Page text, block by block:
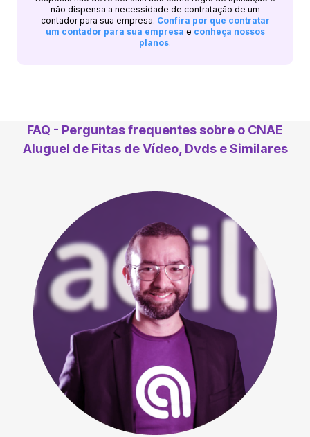
não dispensa a necessidade de contratação de um
contador para sua empresa. Confira por que contratar
um contador para sua empresa e conheça nossos
planos.
FAQ - Perguntas frequentes sobre o CNAE
Aluguel de Fitas de Vídeo, Dvds e Similares